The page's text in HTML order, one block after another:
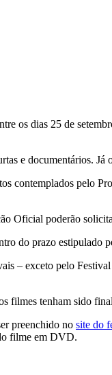
os dias 25 de
e documentários.
contemplados pelo
Oficial poderão
do prazo
– exceto pelo
filmes tenham sido
preenchido no site do
filme em DVD.